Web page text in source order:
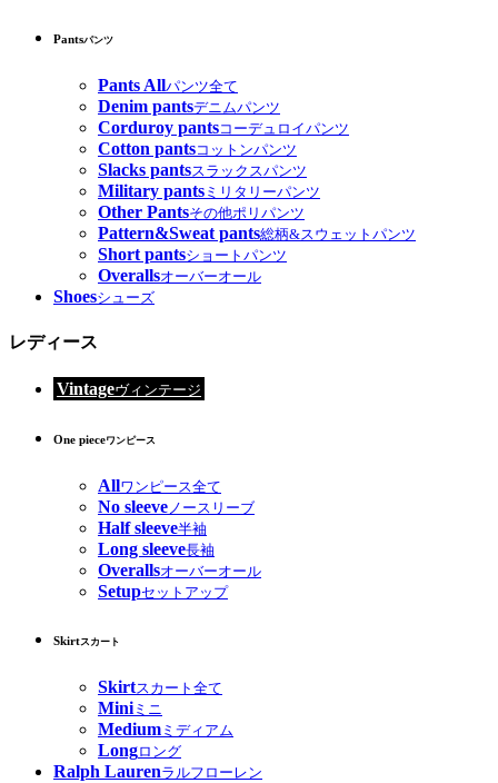
Pantsパンツ
Pants Allパンツ全て
Denim pantsデニムパンツ
Corduroy pantsコーデュロイパンツ
Cotton pantsコットンパンツ
Slacks pantsスラックスパンツ
Military pants ミリタリーパンツ
Other Pantsその他ポリパンツ
Pattern&Sweat pants総柄&スウェットパンツ
Short pantsショートパンツ
Overallsオーバーオール
Shoesシューズ
レディース
Vintageヴィンテージ
One pieceワンピース
Allワンピース全て
No sleeve ノースリーブ
Half sleeve半袖
Long sleeve長袖
Overallsオーバーオール
Setupセットアップ
Skirtスカート
Skirtスカート全て
Miniミニ
Medium ミディアム
Longロング
Ralph Laurenラルフローレン